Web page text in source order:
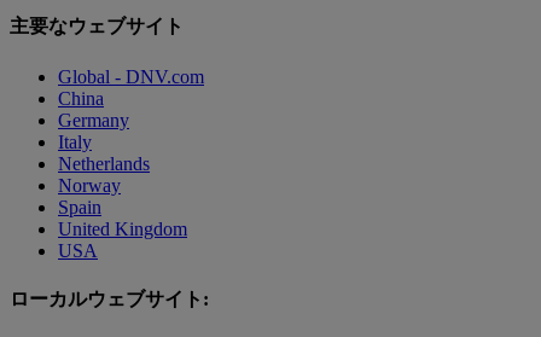
主要なウェブサイト
Global - DNV.com
China
Germany
Italy
Netherlands
Norway
Spain
United Kingdom
USA
ローカルウェブサイト: